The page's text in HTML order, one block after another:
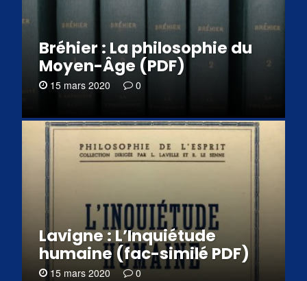
Bréhier : La philosophie du
Moyen-Âge (PDF)
15 mars 2020 0
Lavigne : L’Inquiétude
humaine (fac-similé PDF)
15 mars 2020 0